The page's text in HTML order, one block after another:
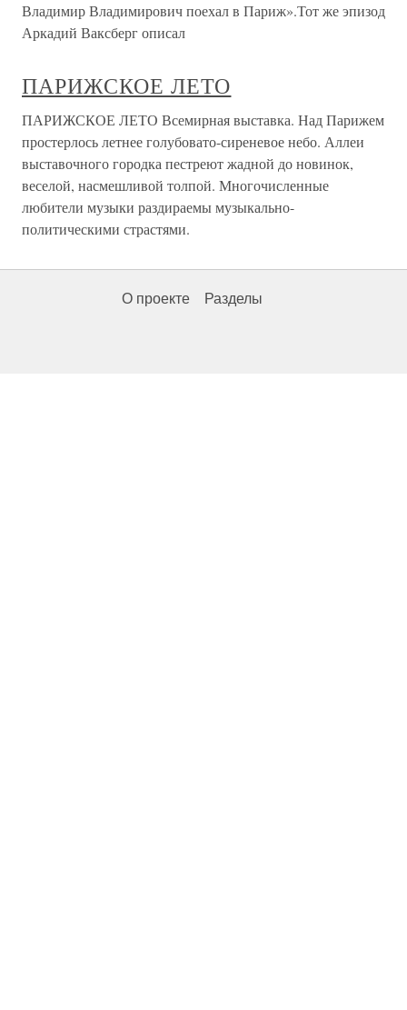
Владимир Владимирович поехал в Париж».Тот же эпизод
Аркадий Ваксберг описал
ПАРИЖСКОЕ ЛЕТО
ПАРИЖСКОЕ ЛЕТО Всемирная выставка. Над Парижем
простерлось летнее голубовато-сиреневое небо. Аллеи
выставочного городка пестреют жадной до новинок,
веселой, насмешливой толпой. Многочисленные
любители музыки раздираемы музыкально-
политическими страстями.
О проекте Разделы